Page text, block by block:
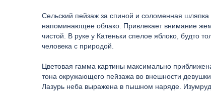
Сельский пейзаж за спиной и соломенная
напоминающее облако. Привлекает внимание
чистой. В руке у Катеньки спелое яблоко, будто
человека с природой.
Цветовая гамма картины максимально
тона окружающего пейзажа во внешности
Лазурь неба выражена в пышном наряде.